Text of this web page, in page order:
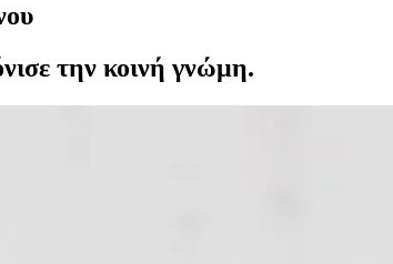
την κοινή γνώμη.